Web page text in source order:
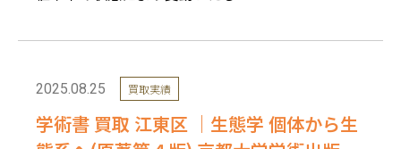
2025.08.25 買取実績
学術書 買取 江東区 ｜生態学 個体から生